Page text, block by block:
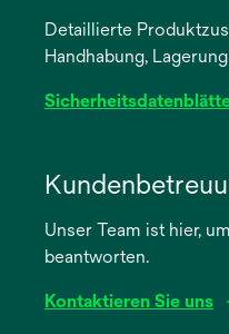
neuen
Registerkarte
Detaillierte
Handhabung,
neuen
Registerkarte
Unser Team ist hier,
beantworten.
Kontaktieren Sie uns